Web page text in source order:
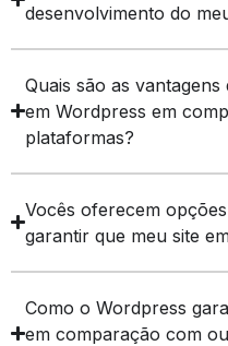
desenvolvimento do
Quais são as
em Wordpress em
plataformas?
Vocês oferecem
garantir que meu site
Como o Wordpress
em comparação com